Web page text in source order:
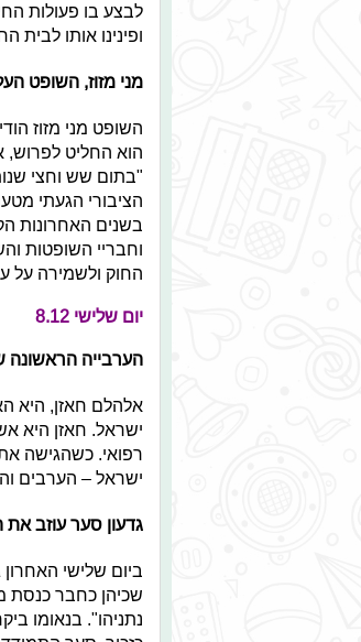
לבצע בו פעולות
ופינינו אותו לבית
מני מזוז, השופט
השופט מני מזוז
הוא החליט לפרוש,
"בתום שש וחצי
הציבורי הגעתי
בשנים האחרונות
וחבריי השופטות
החוק ולשמירה על
יום שלישי 8.12
הערבייה הראשונה
אלהלם חאזן, היא
ישראל. חאזן היא
רפואי. כשהגישה
ישראל – הערבים
גדעון סער עוזב
שכיהן כחבר
נתניהו". בנאומו